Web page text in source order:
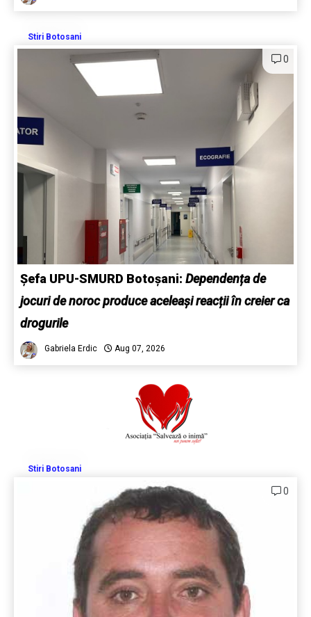
Stiri Botosani
0
Șefa UPU-SMURD Botoșani: Dependența de
jocuri de noroc produce aceleași reacții în creier ca
drogurile
Gabriela Erdic Aug 07, 2026
Stiri Botosani
0